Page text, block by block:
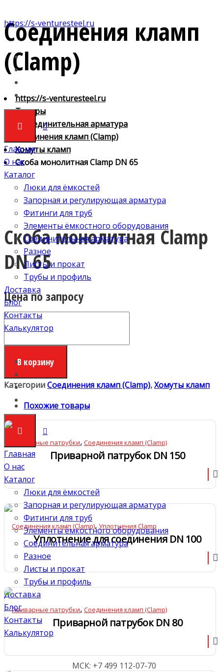
https://s-venturesteel.ru
Главная
О нас
Каталог
Люки для ёмкостей
Запорная и регулирующая арматура
Фитинги для труб
Элементы ёмкостного оборудования
Соединительная арматура
Разное
Листы и прокат
Трубы и профиль
Доставка
Блог
Контакты
Калькулятор
Главная
О нас
Каталог
Люки для ёмкостей
Запорная и регулирующая арматура
Фитинги для труб
Элементы ёмкостного оборудования
Соединительная арматура
Разное
Листы и прокат
Трубы и профиль
Доставка
Блог
Контакты
Калькулятор
МСК: +7 499 112-07-70
Соединения кламп
(Clamp)
https://s-venturesteel.ru
Товары
4. Соединительная арматура
Соединения кламп (Clamp)
Хомуты кламп
Скоба монолитная Clamp DN 65
Скоба монолитная Clamp
DN 65
Цена по запросу
Количество
Скоба
монолитная
65
В корзину
КатегорииСоединения кламп (Clamp),Хомуты кламп
Похожие товары
Приварные патрубки, Соединения кламп (Clamp)
Приварной патрубок DN 150
Соединения кламп (Clamp), Уплотнения Clamp
Уплотнение для соединения DN 100
Приварные патрубки, Соединения кламп (Clamp)
Приварной патрубок DN 80